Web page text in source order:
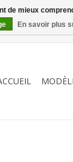
mieux
En savoir plus